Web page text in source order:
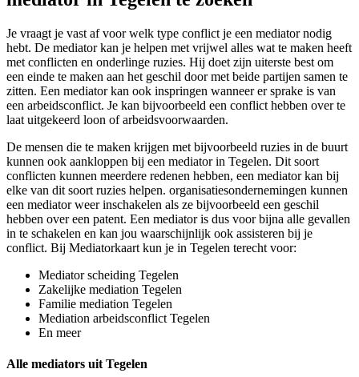
Je vraagt je vast af voor welk type conflict je een mediator nodig
hebt. De mediator kan je helpen met vrijwel alles wat te maken heeft
met conflicten en onderlinge ruzies. Hij doet zijn uiterste best om
een einde te maken aan het geschil door met beide partijen samen te
zitten. Een mediator kan ook inspringen wanneer er sprake is van
een arbeidsconflict. Je kan bijvoorbeeld een conflict hebben over te
laat uitgekeerd loon of arbeidsvoorwaarden.
De mensen die te maken krijgen met bijvoorbeeld ruzies in de buurt
kunnen ook aankloppen bij een mediator in Tegelen. Dit soort
conflicten kunnen meerdere redenen hebben, een mediator kan bij
elke van dit soort ruzies helpen. organisatiesondernemingen kunnen
een mediator weer inschakelen als ze bijvoorbeeld een geschil
hebben over een patent. Een mediator is dus voor bijna alle gevallen
in te schakelen en kan jou waarschijnlijk ook assisteren bij je
conflict. Bij Mediatorkaart kun je in Tegelen terecht voor:
Mediator scheiding Tegelen
Zakelijke mediation Tegelen
Familie mediation Tegelen
Mediation arbeidsconflict Tegelen
En meer
Alle mediators uit Tegelen